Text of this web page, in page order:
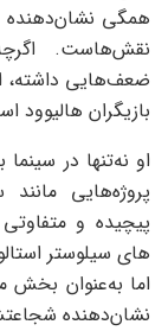
همگی نشان‌دهنده
نقش‌هاست.
ضعف‌هایی داشته،
بازیگران هالیوود
او نه‌تنها در
پیچیده و
های سیلوستر
اما به‌عنوان
نشان‌دهنده